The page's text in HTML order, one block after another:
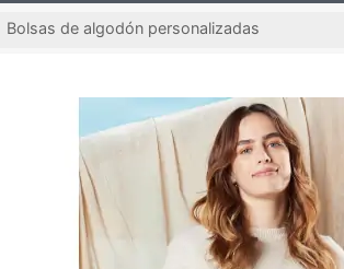
Bolsas de algodón personalizadas